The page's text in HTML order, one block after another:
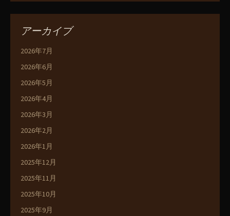
アーカイブ
2026年7月
2026年6月
2026年5月
2026年4月
2026年3月
2026年2月
2026年1月
2025年12月
2025年11月
2025年10月
2025年9月